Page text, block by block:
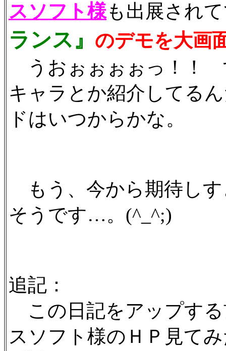
スソフト様も出展され
ランス』 のデモを大画
うおぉぉぉぉっ！！
キャラとか紹介してる
ドはいつからかな。
もう、今から期待し
そうです…。(^_^;)
追記：
この日記をアップす
スソフト様のＨＰ見て